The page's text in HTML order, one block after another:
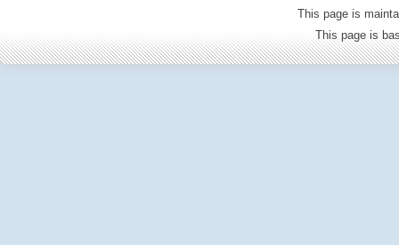
This page is
This page is